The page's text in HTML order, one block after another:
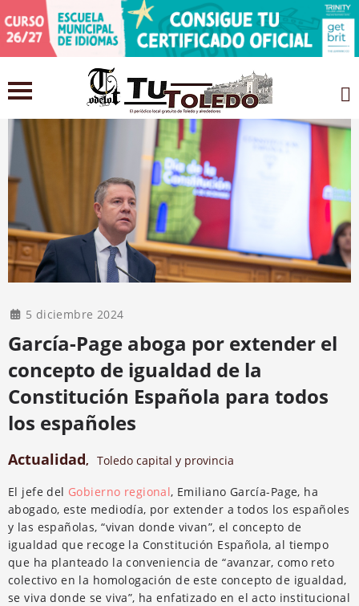
5 diciembre 2024
García-Page aboga por extender el
concepto de igualdad de la
Constitución Española para todos
los españoles
Actualidad, Toledo capital y provincia
El jefe del Gobierno regional, Emiliano García-Page, ha
abogado, este mediodía, por extender a todos los españoles
y las españolas, “vivan donde vivan”, el concepto de
igualdad que recoge la Constitución Española, al tiempo
que ha planteado la conveniencia de “avanzar, como reto
colectivo en la homologación de este concepto de igualdad,
se viva donde se viva”, ha enfatizado en el acto institucional